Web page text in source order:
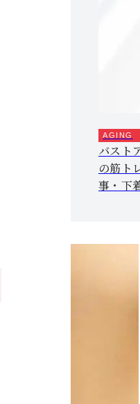
AGING
バスト
の筋ト
事・下